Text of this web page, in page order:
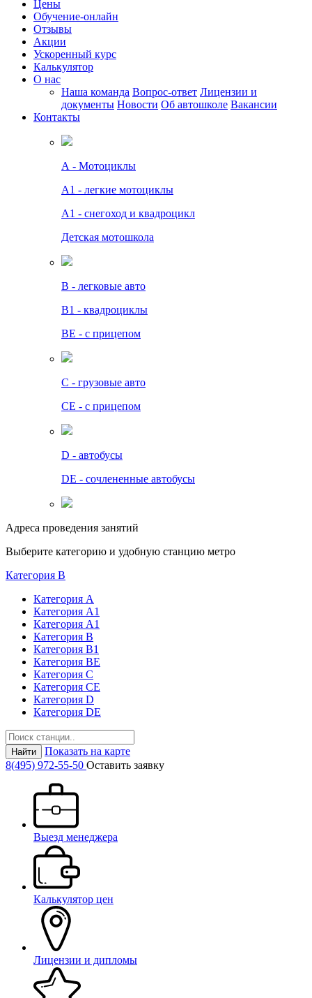
Цены
Обучение-онлайн
Отзывы
Акции
Ускоренный курс
Калькулятор
О нас
Наша команда Вопрос-ответ Лицензии и
документы Новости Об автошколе Вакансии
Контакты
А - Мотоциклы
A1 - легкие мотоциклы
A1 - снегоход и квадроцикл
Детская мотошкола
B - легковые авто
В1 - квадроциклы
BE - с прицепом
C - грузовые авто
СЕ - с прицепом
D - автобусы
DE - сочлененные автобусы
Адреса проведения занятий
Выберите категорию и удобную станцию метро
Категория B
Категория А
Категория А1
Категория А1
Категория В
Категория В1
Категория BE
Категория С
Категория СЕ
Категория D
Категория DE
Найти
Показать на карте
8(495) 972-55-50 Оставить заявку
Выезд менеджера
Калькулятор цен
Лицензии и дипломы